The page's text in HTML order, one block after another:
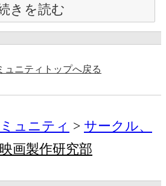
きを読む
ュニティトップへ戻る
ュニティ
サークル、
画製作研究部